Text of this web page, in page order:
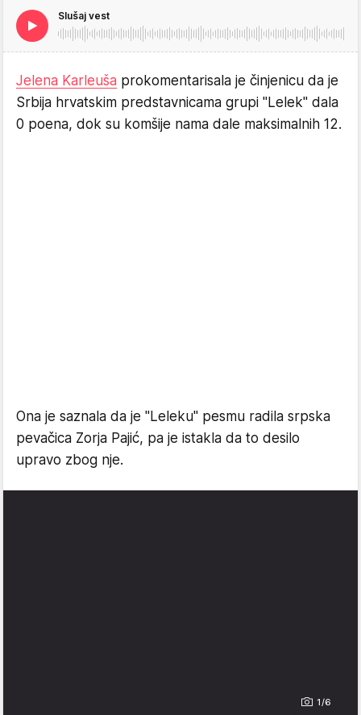
Slušaj vest
Jelena Karleuša prokomentarisala je činjenicu da je
Srbija hrvatskim predstavnicama grupi "Lelek" dala
0 poena, dok su komšije nama dale maksimalnih 12.
Ona je saznala da je "Leleku" pesmu radila srpska
pevačica Zorja Pajić, pa je istakla da to desilo
upravo zbog nje.
1/6